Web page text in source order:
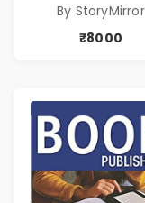
By StoryMirror
₹8000